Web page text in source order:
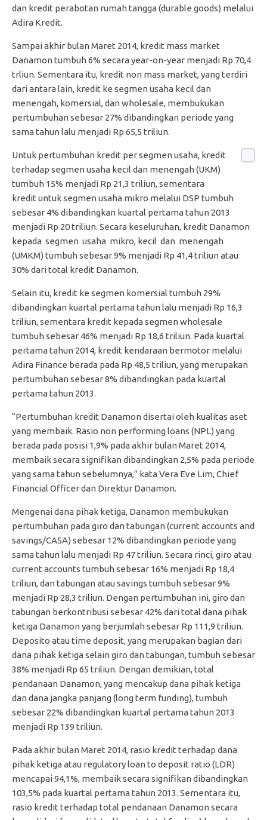
dan kredit perabotan rumah tangga (durable goods) melalui
Adira Kredit.
Sampai akhir bulan Maret 2014, kredit mass market
Danamon tumbuh 6% secara year-on-year menjadi Rp 70,4
trliun. Sementara itu, kredit non mass market, yang terdiri
dari antara lain, kredit ke segmen usaha kecil dan
menengah, komersial, dan wholesale, membukukan
pertumbuhan sebesar 27% dibandingkan periode yang
sama tahun lalu menjadi Rp 65,5 triliun.
Untuk pertumbuhan kredit per segmen usaha, kredit
terhadap segmen usaha kecil dan menengah (UKM)
tumbuh 15% menjadi Rp 21,3 triliun, sementara
kredit untuk segmen usaha mikro melalui DSP tumbuh
sebesar 4% dibandingkan kuartal pertama tahun 2013
menjadi Rp 20 triliun. Secara keseluruhan, kredit Danamon
kepada segmen usaha mikro, kecil dan menengah
(UMKM) tumbuh sebesar 9% menjadi Rp 41,4 triliun atau
30% dari total kredit Danamon.
Selain itu, kredit ke segmen komersial tumbuh 29%
dibandingkan kuartal pertama tahun lalu menjadi Rp 16,3
triliun, sementara kredit kepada segmen wholesale
tumbuh sebesar 46% menjadi Rp 18,6 triliun. Pada kuartal
pertama tahun 2014, kredit kendaraan bermotor melalui
Adira Finance berada pada Rp 48,5 triliun, yang merupakan
pertumbuhan sebesar 8% dibandingkan pada kuartal
pertama tahun 2013.
“Pertumbuhan kredit Danamon disertai oleh kualitas aset
yang membaik. Rasio non performing loans (NPL) yang
berada pada posisi 1,9% pada akhir bulan Maret 2014,
membaik secara signifikan dibandingkan 2,5% pada periode
yang sama tahun sebelumnya,” kata Vera Eve Lim, Chief
Financial Officer dan Direktur Danamon.
Mengenai dana pihak ketiga, Danamon membukukan
pertumbuhan pada giro dan tabungan (current accounts and
savings/CASA) sebesar 12% dibandingkan periode yang
sama tahun lalu menjadi Rp 47 triliun. Secara rinci, giro atau
current accounts tumbuh sebesar 16% menjadi Rp 18,4
triliun, dan tabungan atau savings tumbuh sebesar 9%
menjadi Rp 28,3 triliun. Dengan pertumbuhan ini, giro dan
tabungan berkontribusi sebesar 42% dari total dana pihak
ketiga Danamon yang berjumlah sebesar Rp 111,9 triliun.
Deposito atau time deposit, yang merupakan bagian dari
dana pihak ketiga selain giro dan tabungan, tumbuh sebesar
38% menjadi Rp 65 triliun. Dengan demikian, total
pendanaan Danamon, yang mencakup dana pihak ketiga
dan dana jangka panjang (long term funding), tumbuh
sebesar 22% dibandingkan kuartal pertama tahun 2013
menjadi Rp 139 triliun.
Pada akhir bulan Maret 2014, rasio kredit terhadap dana
pihak ketiga atau regulatory loan to deposit ratio (LDR)
mencapai 94,1%, membaik secara signifikan dibandingkan
103,5% pada kuartal pertama tahun 2013. Sementara itu,
rasio kredit terhadap total pendanaan Danamon secara